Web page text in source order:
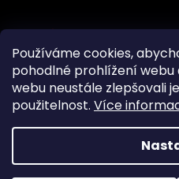
Používáme cookies,
pohodlné prohlížení webu
webu neustále zlepšovali
použitelnost. Více
Další odkazy
Chilli a pěstování
Vaření
Jak správně psát chilli